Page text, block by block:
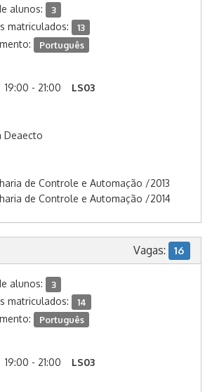
alunos: 3
matriculados: 13
Português
19:00 - 21:00
LS03
Deaecto
de Controle e Automação /2013
de Controle e Automação /2014
Vagas: 16
alunos: 3
matriculados: 14
Português
19:00 - 21:00
LS03